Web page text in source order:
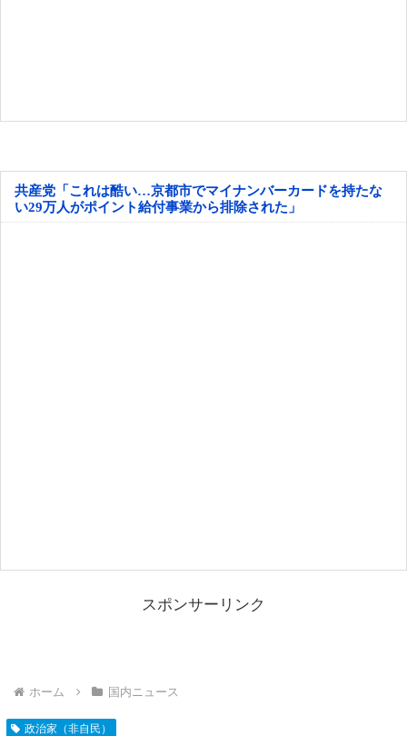
共産党「これは酷い…京都市でマイナンバーカードを持たな
い29万人がポイント給付事業から排除された」
スポンサーリンク
ホーム 国内ニュース
政治家（非自民）